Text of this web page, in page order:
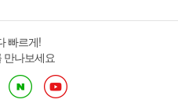
빠르게!
만나보세요